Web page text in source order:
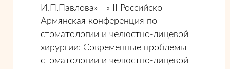
И.П.Павлова» - « II Российско-
Армянская конференция по
стоматологии и челюстно-лицевой
хирургии: Современные проблемы
стоматологии и челюстно-лицевой